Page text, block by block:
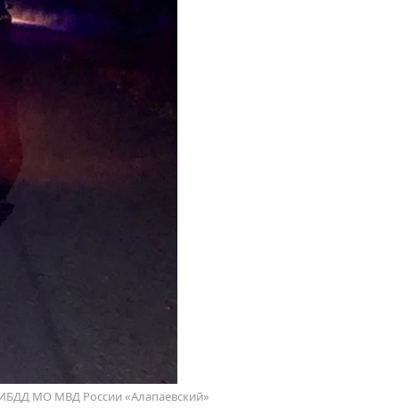
МО МВД России «Алапаевский»